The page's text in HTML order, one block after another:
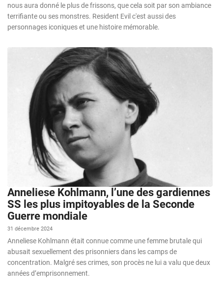
nous aura donné le plus de frissons, que cela soit par son ambiance
terrifiante ou ses monstres. Resident Evil c'est aussi des
personnages iconiques et une histoire mémorable.
Anneliese Kohlmann, l’une des gardiennes
SS les plus impitoyables de la Seconde
Guerre mondiale
31 décembre 2024
Anneliese Kohlmann était connue comme une femme brutale qui
abusait sexuellement des prisonniers dans les camps de
concentration. Malgré ses crimes, son procès ne lui a valu que deux
années d’emprisonnement.